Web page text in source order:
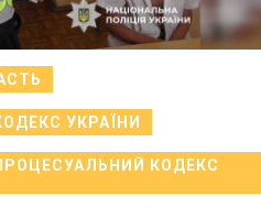
УКРАЇНИ
КОДЕКС